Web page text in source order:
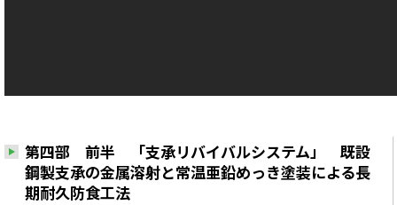
第四部 前半 「支承リバイバルシステム」 既設
鋼製支承の金属溶射と常温亜鉛めっき塗装による長
期耐久防食工法